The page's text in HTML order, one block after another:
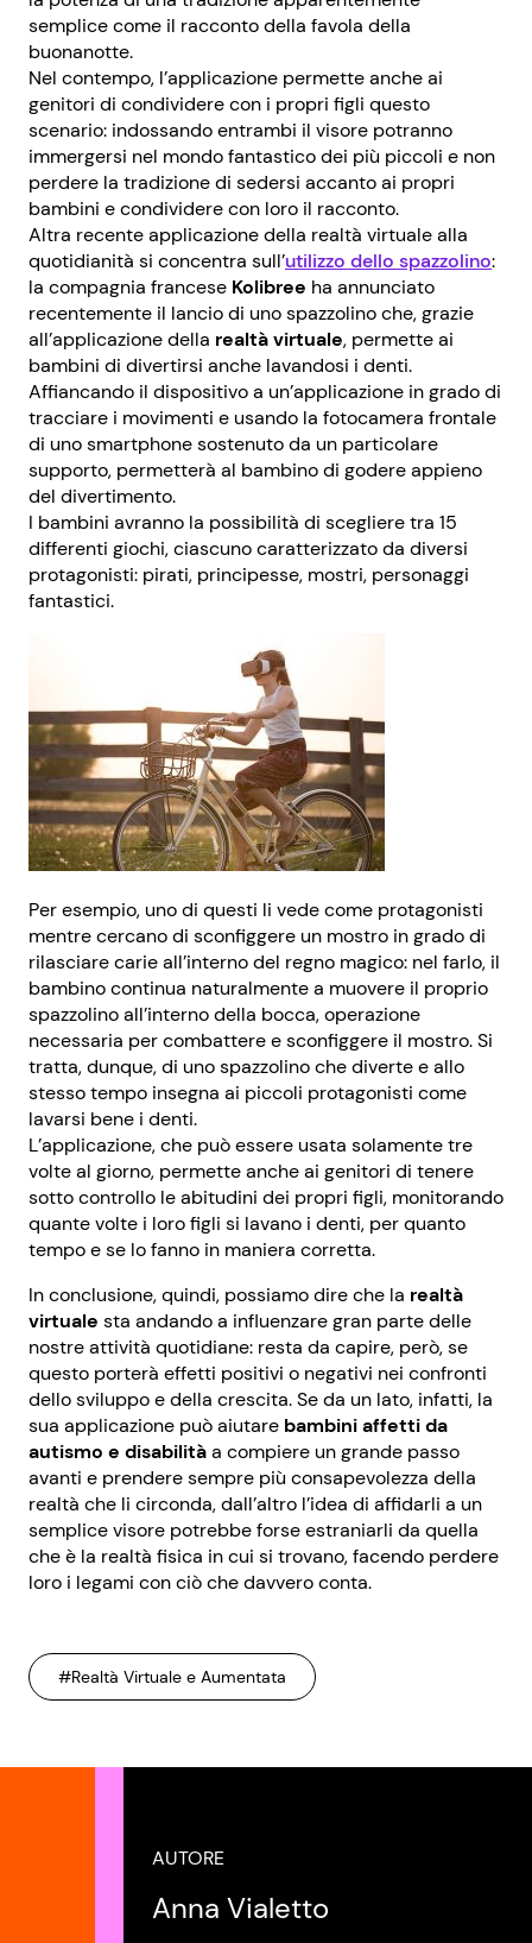
semplice come il racconto della favola della
buonanotte.
Nel contempo, l’applicazione permette anche ai
genitori di condividere con i propri figli questo
scenario: indossando entrambi il visore potranno
immergersi nel mondo fantastico dei più piccoli e non
perdere la tradizione di sedersi accanto ai propri
bambini e condividere con loro il racconto.
Altra recente applicazione della realtà virtuale alla
quotidianità si concentra sull’utilizzo dello spazzolino:
la compagnia francese Kolibree ha annunciato
recentemente il lancio di uno spazzolino che, grazie
all’applicazione della realtà virtuale, permette ai
bambini di divertirsi anche lavandosi i denti.
Affiancando il dispositivo a un’applicazione in grado di
tracciare i movimenti e usando la fotocamera frontale
di uno smartphone sostenuto da un particolare
supporto, permetterà al bambino di godere appieno
del divertimento.
I bambini avranno la possibilità di scegliere tra 15
differenti giochi, ciascuno caratterizzato da diversi
protagonisti: pirati, principesse, mostri, personaggi
fantastici.
Per esempio, uno di questi li vede come protagonisti
mentre cercano di sconfiggere un mostro in grado di
rilasciare carie all’interno del regno magico: nel farlo, il
bambino continua naturalmente a muovere il proprio
spazzolino all’interno della bocca, operazione
necessaria per combattere e sconfiggere il mostro. Si
tratta, dunque, di uno spazzolino che diverte e allo
stesso tempo insegna ai piccoli protagonisti come
lavarsi bene i denti.
L’applicazione, che può essere usata solamente tre
volte al giorno, permette anche ai genitori di tenere
sotto controllo le abitudini dei propri figli, monitorando
quante volte i loro figli si lavano i denti, per quanto
tempo e se lo fanno in maniera corretta.
In conclusione, quindi, possiamo dire che la realtà
virtuale sta andando a influenzare gran parte delle
nostre attività quotidiane: resta da capire, però, se
questo porterà effetti positivi o negativi nei confronti
dello sviluppo e della crescita. Se da un lato, infatti, la
sua applicazione può aiutare bambini affetti da
autismo e disabilitàa compiere un grande passo
avanti e prendere sempre più consapevolezza della
realtà che li circonda, dall’altro l’idea di affidarli a un
semplice visore potrebbe forse estraniarli da quella
che è la realtà fisica in cui si trovano, facendo perdere
loro i legami con ciò che davvero conta.
#Realtà Virtuale e Aumentata
AUTORE
Anna Vialetto